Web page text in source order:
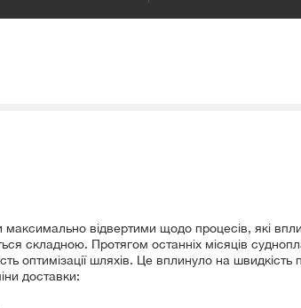
відвертими щодо процесів, які
складною. Протягом останніх місяців
оптимізації шляхів. Це вплинуло на
доставки: